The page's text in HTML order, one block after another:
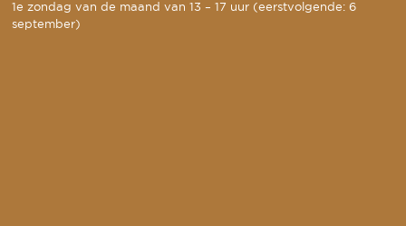
1e zondag van de maand van 13 – 17 uur (eerstvolgende: 6
september)